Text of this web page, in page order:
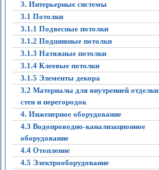
3. Интерьерные системы
3.1 Потолки
3.1.1 Подвесные потолки
3.1.2 Подшивные потолки
3.1.3 Натяжные потолки
3.1.4 Клеевые потолки
3.1.5 Элементы декора
3.2 Материалы для внутренней отделки
стен и перегородок
4. Инженерное оборудование
4.3 Водопроводно-канализационное
оборудование
4.4 Отопление
4.5 Электрооборудование